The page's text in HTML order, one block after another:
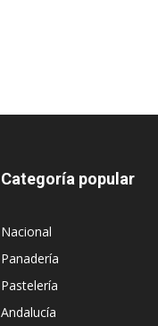
Categoría popular
Nacional
Panadería
Pastelería
Andalucía